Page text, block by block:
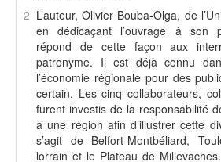
2 L’auteur, Olivier Bouba-Olga, de
en dédicaçant l’ouvrage à son
répond de cette façon aux
patronyme. Il est déjà connu
l’économie régionale pour des
certain. Les cinq collaborateurs,
furent investis de la responsabilité
à une région afin d’illustrer cette
s’agit de Belfort-Montbéliard,
lorrain et le Plateau de